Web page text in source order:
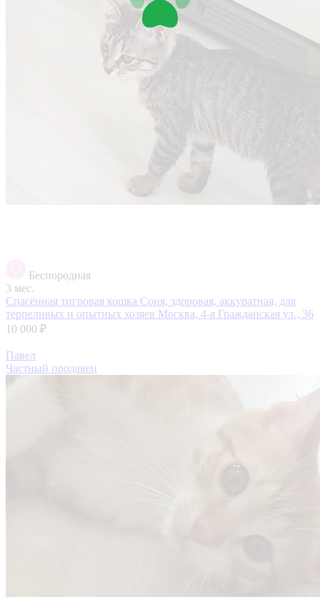
Беспородная
3 мес.
Спасённая тигровая кошка Соня, здоровая, аккуратная, для
терпеливых и опытных хозяев Москва, 4-я Гражданская ул., 36
10 000 ₽
Павел
Частный продавец